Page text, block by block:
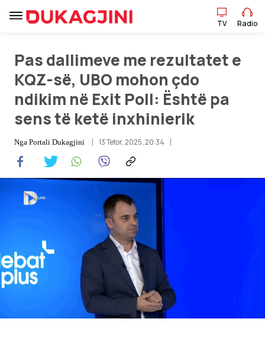
TV Radio
Sport
Pikëpamje
Art Jete
Showbiz
Teknologji
TV Radio
Pas dallimeve me rezultatet e
KQZ-së, UBO mohon çdo
ndikim në Exit Poll: Është pa
sens të ketë inxhinierik
Nga Portali Dukagjini 13 Tetor, 2025, 20:34